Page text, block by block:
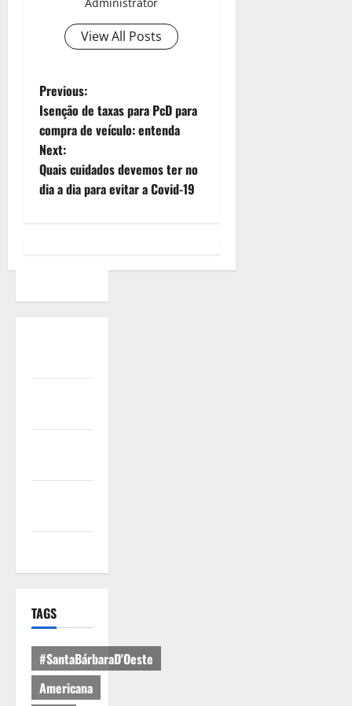
View All Posts
Previous:
Isenção de taxas para PcD para
compra de veículo: entenda
Next:
Quais cuidados devemos ter no
dia a dia para evitar a Covid-19
TAGS
#SantaBárbaraD'Oeste
Americana